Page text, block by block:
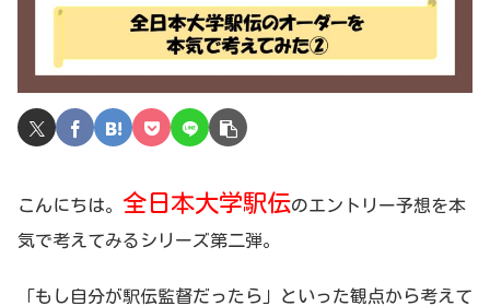
こんにちは。 全日本大学駅伝のエントリー予想を本
気で考えてみるシリーズ第二弾。
「もし自分が駅伝監督だったら」といった観点から考えて